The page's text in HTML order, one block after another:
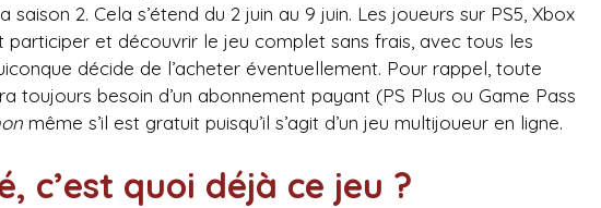
2. Cela s’étend du 2 juin au 9 juin. Les joueurs sur PS5, Xbox
participer et découvrir le jeu complet sans frais, avec tous les
décide de l’acheter éventuellement. Pour rappel, toute
toujours besoin d’un abonnement payant (PS Plus ou Game Pass
même s’il est gratuit puisqu’il s’agit d’un jeu multijoueur en ligne.
c’est quoi déjà ce jeu ?